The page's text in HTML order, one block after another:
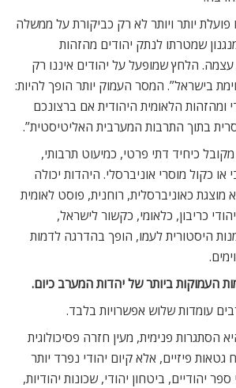
פועלת יותר ויותר לא רק כביקורת על ממשלה
שמטרתו לנתק יהודים מהזהות
הלחץ שמופעל על יהודים איננו רק
בישראל”. המסר העמוק יותר הופך להיות:
ומהזהות הלאומית היהודית אם ברצונכם
בתוך התרבות המערבית האליטיסטית”.
מקובל כיחיד דתי פרטי, כמיעוט תרבותי,
כקול מוסרי אוניברסלי. היהדות יכולה
כאוניברסלית, רוחנית, פוסט לאומית
כריבון, כלאומי, כקשור לישראל,
היסטורית לעמו, הופך בהדרגה לדמות
העמוקות ביותר של יהדות המערב כיום.
עומדות שלוש אפשרויות בלבד.
הסתגרות פנימית, מעין חזרה פסיכולוגית
פיזיים, אלא קיום יהודי נפרד יותר
יהודיים, ביטחון יהודי, שכונות יהודיות,